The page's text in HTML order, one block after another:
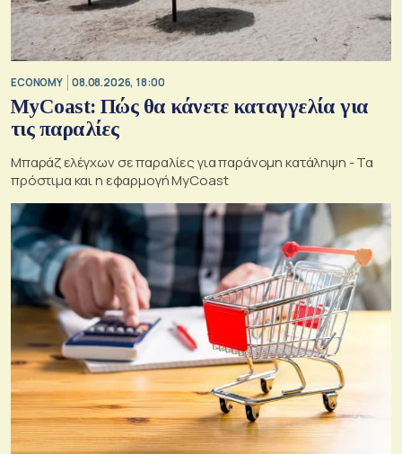
ECONOMY 08.08.2026, 18:00
MyCoast: Πώς θα κάνετε καταγγελία για
τις παραλίες
Μπαράζ ελέγχων σε παραλίες για παράνομη κατάληψη - Τα
πρόστιμα και η εφαρμογή MyCoast